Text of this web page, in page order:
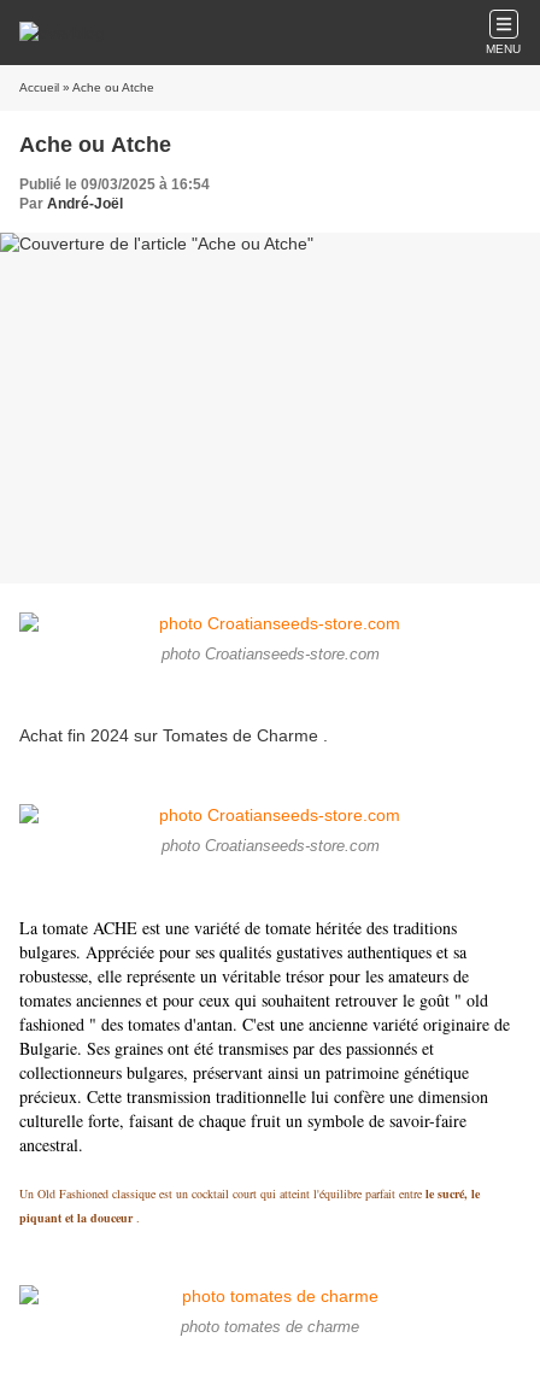
MENU
Accueil » Ache ou Atche
Ache ou Atche
Publié le 09/03/2025 à 16:54
Par André-Joël
photo Croatianseeds-store.com
Achat fin 2024 sur Tomates de Charme .
photo Croatianseeds-store.com
La tomate ACHE est une variété de tomate héritée des traditions
bulgares. Appréciée pour ses qualités gustatives authentiques et sa
robustesse, elle représente un véritable trésor pour les amateurs de
tomates anciennes et pour ceux qui souhaitent retrouver le goût " old
fashioned " des tomates d'antan. C'est une ancienne variété originaire de
Bulgarie. Ses graines ont été transmises par des passionnés et
collectionneurs bulgares, préservant ainsi un patrimoine génétique
précieux. Cette transmission traditionnelle lui confère une dimension
culturelle forte, faisant de chaque fruit un symbole de savoir-faire
ancestral.
Un Old Fashioned classique est un cocktail court qui atteint l'équilibre parfait entre le sucré, le
piquant et la douceur.
photo tomates de charme